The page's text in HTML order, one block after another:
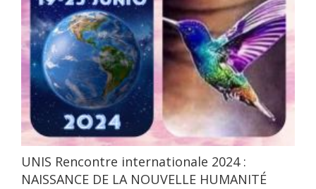
UNIS Rencontre internationale 2024 :
NAISSANCE DE LA NOUVELLE HUMANITÉ